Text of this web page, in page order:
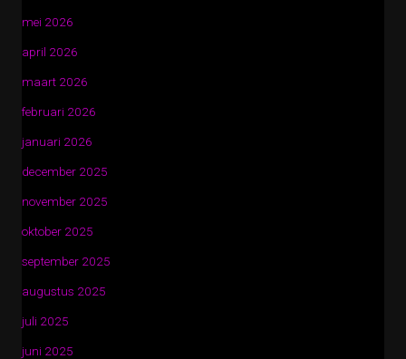
mei 2026
april 2026
maart 2026
februari 2026
januari 2026
december 2025
november 2025
oktober 2025
september 2025
augustus 2025
juli 2025
juni 2025